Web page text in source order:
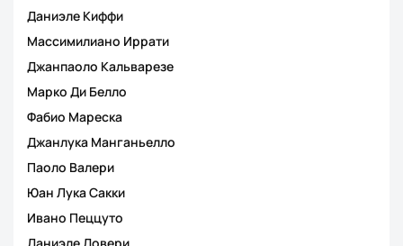
Даниэле Киффи
Массимилиано Иррати
Джанпаоло Кальварезе
Марко Ди Белло
Фабио Мареска
Джанлука Манганьелло
Паоло Валери
Юан Лука Сакки
Ивано Пеццуто